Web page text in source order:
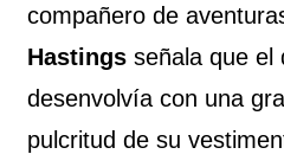
compañero de
Hastings señala que el
desenvolvía con una
pulcritud de su